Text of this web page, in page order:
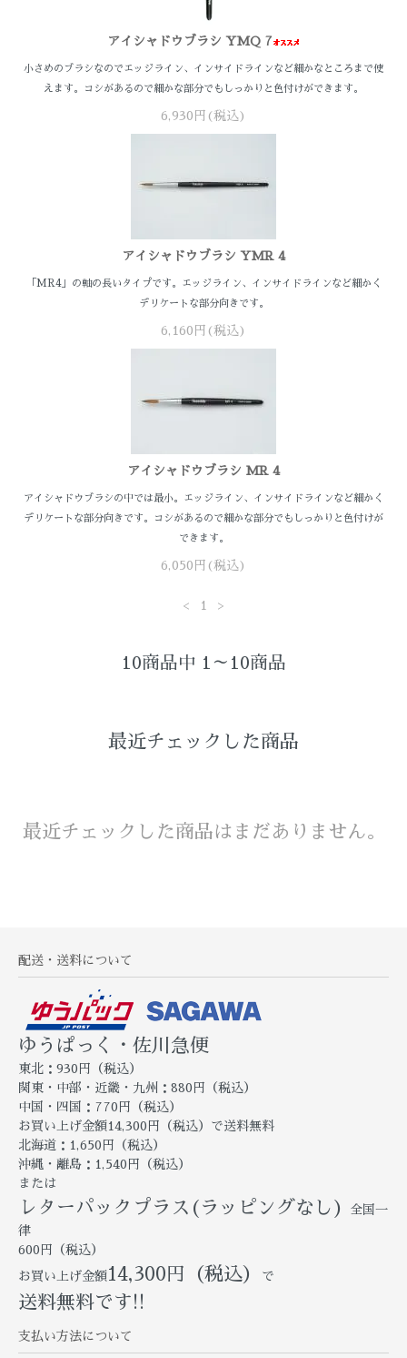
アイシャドウブラシ YMQ 7
小さめのブラシなのでエッジライン、インサイドラインなど細かなところまで使
えます。コシがあるので細かな部分でもしっかりと色付けができます。
6,930円(税込)
アイシャドウブラシ YMR 4
「MR4」の軸の長いタイプです。エッジライン、インサイドラインなど細かく
デリケートな部分向きです。
6,160円(税込)
アイシャドウブラシ MR 4
アイシャドウブラシの中では最小。エッジライン、インサイドラインなど細かく
デリケートな部分向きです。コシがあるので細かな部分でもしっかりと色付けが
できます。
6,050円(税込)
< 1 >
10商品中 1～10商品
最近チェックした商品
最近チェックした商品はまだありません。
配送・送料について
ゆうぱっく・佐川急便
東北：930円（税込）
関東・中部・近畿・九州：880円（税込）
中国・四国：770円（税込）
お買い上げ金額14,300円（税込）で送料無料
北海道：1,650円（税込）
沖縄・離島：1,540円（税込）
または
レターパックプラス(ラッピングなし)
全国一
律
600円（税込）
お買い上げ金額14,300円（税込） で
送料無料です!!
支払い方法について